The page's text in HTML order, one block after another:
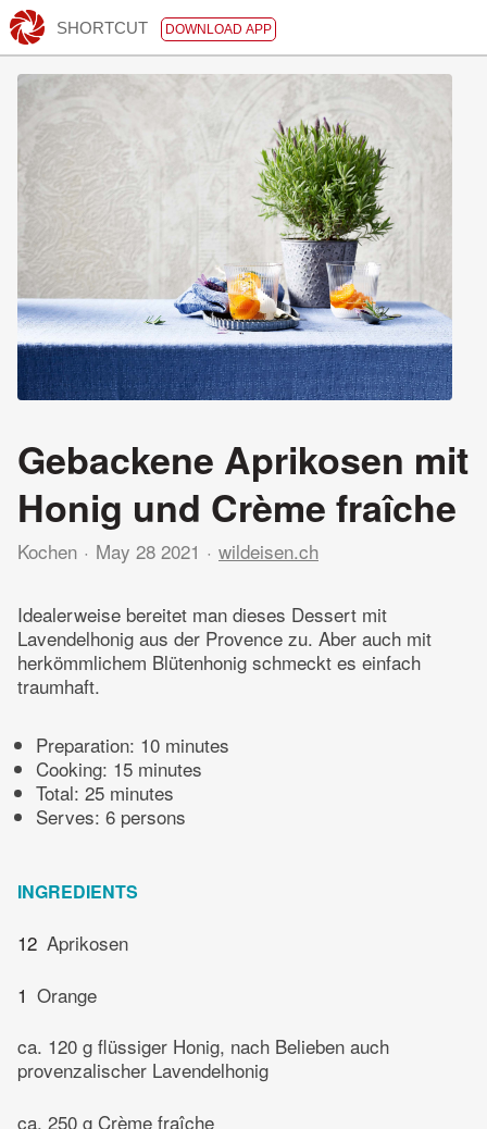
SHORTCUT DOWNLOAD APP
Gebackene Aprikosen mit
Honig und Crème fraîche
Kochen May 28 2021 wildeisen.ch
Idealerweise bereitet man dieses Dessert mit
Lavendelhonig aus der Provence zu. Aber auch mit
herkömmlichem Blütenhonig schmeckt es einfach
traumhaft.
Preparation: 10 minutes
Cooking: 15 minutes
Total: 25 minutes
Serves: 6 persons
INGREDIENTS
12 Aprikosen
1 Orange
ca. 120 g flüssiger Honig, nach Belieben auch
provenzalischer Lavendelhonig
ca. 250 g Crème fraîche